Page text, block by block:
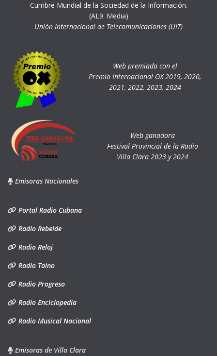
Cumbre Mundial de la Sociedad de la Información.
(AL9. Media)
Unión Internacional de Telecomunicaciones (UIT)
Web premiada con el
Premio Internacional OX 2019, 2020,
2021, 2022, 2023, 2024
Web ganadora
Festival Provincial de la Radio
Villa Clara 2023 y 2024
Emisoras Nacionales
Portal Radio Cubana
Radio Rebelde
Radio Reloj
Radio Taíno
Radio Progreso
Radio Enciclopedia
Radio Musical Nacional
Emisoras de Villa Clara